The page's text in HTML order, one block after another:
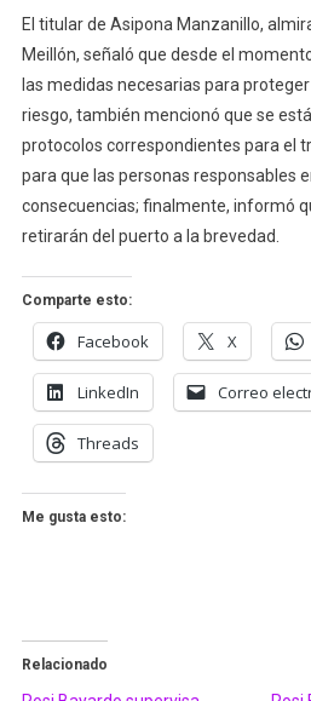
El titular de Asipona Manzanillo,
Meillón, señaló que desde el
las medidas necesarias para
riesgo, también mencionó que se
protocolos correspondientes para el
para que las personas responsables
consecuencias; finalmente, informó
retirarán del puerto a la brevedad.
Comparte esto:
Facebook X
LinkedIn Correo
Threads
Me gusta esto:
Relacionado